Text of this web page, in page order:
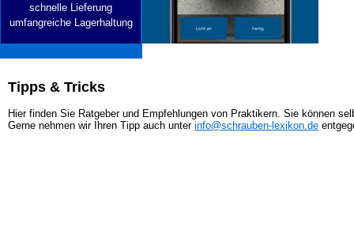
schnelle Lieferung
umfangreiche Lagerhaltung
Tipps & Tricks
Hier finden Sie Ratgeber und Empfehlungen von Praktikern. Sie können
Gerne nehmen wir Ihren Tipp auch unter info@schrauben-lexikon.de